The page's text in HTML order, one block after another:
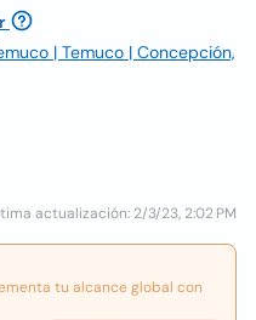
| Temuco | Concepción,
actualización: 2/3/23, 2:02 PM
tu alcance global con